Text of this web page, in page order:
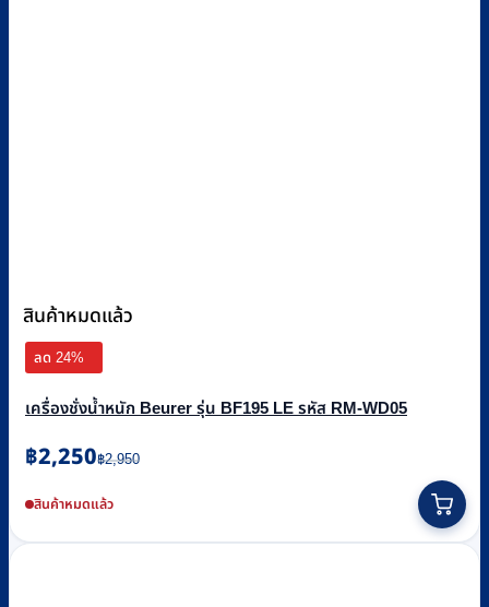
สินค้าหมดแล้ว
ลด 24%
เครื่องชั่งน้ำหนัก Beurer รุ่น BF195 LE รหัส RM-WD05
฿2,950
Original
price
was:
฿2,250
Current
price
is:สินค้าหมดแล้ว